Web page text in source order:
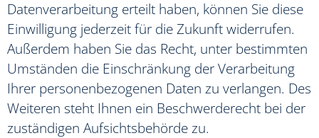
Datenverarbeitung erteilt haben, können Sie diese
Einwilligung jederzeit für die Zukunft widerrufen.
Außerdem haben Sie das Recht, unter bestimmten
Umständen die Einschränkung der Verarbeitung
Ihrer personenbezogenen Daten zu verlangen. Des
Weiteren steht Ihnen ein Beschwerderecht bei der
zuständigen Aufsichtsbehörde zu.